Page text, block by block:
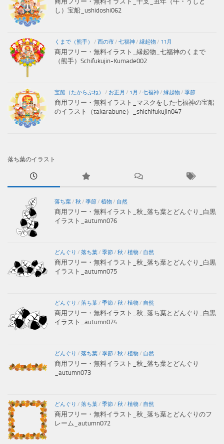
し）宝船_ushidoshi062
くまで（熊手） / 酉の市/ 七福神/ 縁起物/ 11月
商用フリー・無料イラスト_縁起物_七福神のくまで
（熊手）Schifukujin-Kumade002
宝船（たからぶね） / お正月 / 1月 / 七福神/ 縁起物/ 季節
商用フリー・無料イラスト_マスクをした七福神の宝船
のイラスト（takarabune）_shichifukujin047
落ち葉のイラスト
落ち葉/ 秋 / 季節/ 植物/ 自然
商用フリー・無料イラスト_秋_落ち葉とどんぐり_白黒
イラスト_autumn076
どんぐり / 落ち葉/ 季節/ 秋 / 植物/ 自然
商用フリー・無料イラスト_秋_落ち葉とどんぐり_白黒
イラスト_autumn075
どんぐり / 落ち葉/ 季節/ 秋 / 植物/ 自然
商用フリー・無料イラスト_秋_落ち葉とどんぐり_白黒
イラスト_autumn074
どんぐり / 落ち葉/ 季節/ 秋 / 植物/ 自然
商用フリー・無料イラスト_秋_落ち葉とどんぐり
_autumn073
どんぐり / 落ち葉/ 季節/ 秋 / 植物/ 自然
商用フリー・無料イラスト_秋_落ち葉とどんぐりのフ
レーム_autumn072